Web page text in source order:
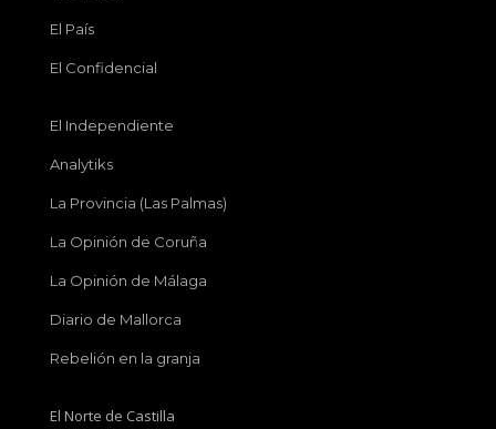
El País
El Confidencial
El Independiente
Analytiks
La Provincia (Las Palmas)
La Opinión de Coruña
La Opinión de Málaga
Diario de Mallorca
Rebelión en la granja
El Norte de Castilla